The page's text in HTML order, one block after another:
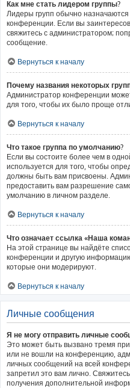
Как мне стать лидером группы?
Лидеры групп обычно
конференции. Если вы
свяжитесь с администратором;
сообщение.
Вернуться к началу
Почему названия некоторых
Администратор конференции
для того, чтобы их было проще
Вернуться к началу
Что такое группа по умолчанию?
Если вы состоите более чем в
используется для того, чтобы
должны быть вам присвоены.
предоставить вам разрешение
умолчанию в личном разделе.
Вернуться к началу
Что означает ссылка «Наша
На этой странице вы найдёте
конференции и другую
которые они модерируют.
Вернуться к началу
Личные сообщения
Я не могу отправить личные
Это может быть вызвано тремя
или не вошли на конференцию,
личных сообщений на всей
запретил это вам лично.
получения дополнительной